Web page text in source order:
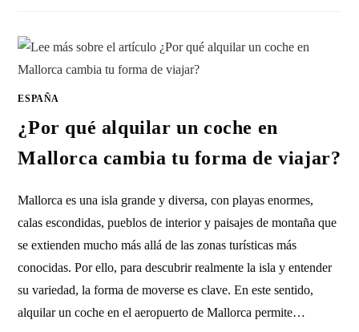
ESPAÑA
¿Por qué alquilar un coche en
Mallorca cambia tu forma de viajar?
Mallorca es una isla grande y diversa, con playas enormes,
calas escondidas, pueblos de interior y paisajes de montaña que
se extienden mucho más allá de las zonas turísticas más
conocidas. Por ello, para descubrir realmente la isla y entender
su variedad, la forma de moverse es clave. En este sentido,
alquilar un coche en el aeropuerto de Mallorca permite…